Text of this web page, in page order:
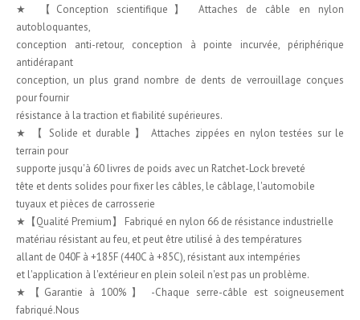
★ 【Conception scientifique】 Attaches de câble en nylon
autobloquantes,
conception anti-retour, conception à pointe incurvée, périphérique
antidérapant
conception, un plus grand nombre de dents de verrouillage conçues
pour fournir
résistance à la traction et fiabilité supérieures.
★ 【 Solide et durable 】 Attaches zippées en nylon testées sur le
terrain pour
supporte jusqu'à 60 livres de poids avec un Ratchet-Lock breveté
tête et dents solides pour fixer les câbles, le câblage, l'automobile
tuyaux et pièces de carrosserie
★【Qualité Premium】 Fabriqué en nylon 66 de résistance industrielle
matériau résistant au feu, et peut être utilisé à des températures
allant de 040F à +185F (440C à +85C), résistant aux intempéries
et l'application à l'extérieur en plein soleil n'est pas un problème.
★【Garantie à 100%】 -Chaque serre-câble est soigneusement
fabriqué.Nous